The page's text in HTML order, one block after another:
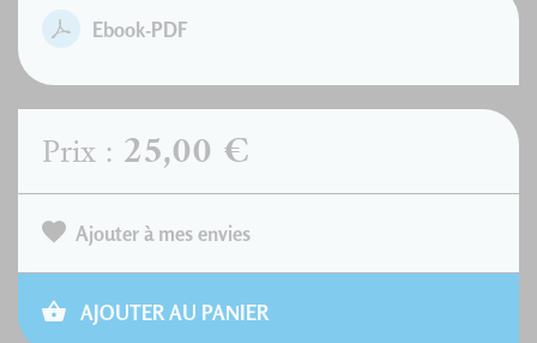
Ebook-PDF
Prix : 25,00 €
Ajouter à mes envies
AJOUTER AU PANIER